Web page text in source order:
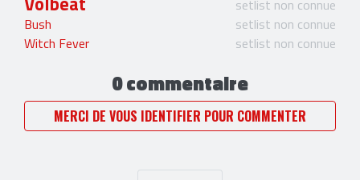
setlist non connue
Bush
setlist non connue
Witch Fever
setlist non connue
0 commentaire
MERCI DE VOUS IDENTIFIER POUR COMMENTER